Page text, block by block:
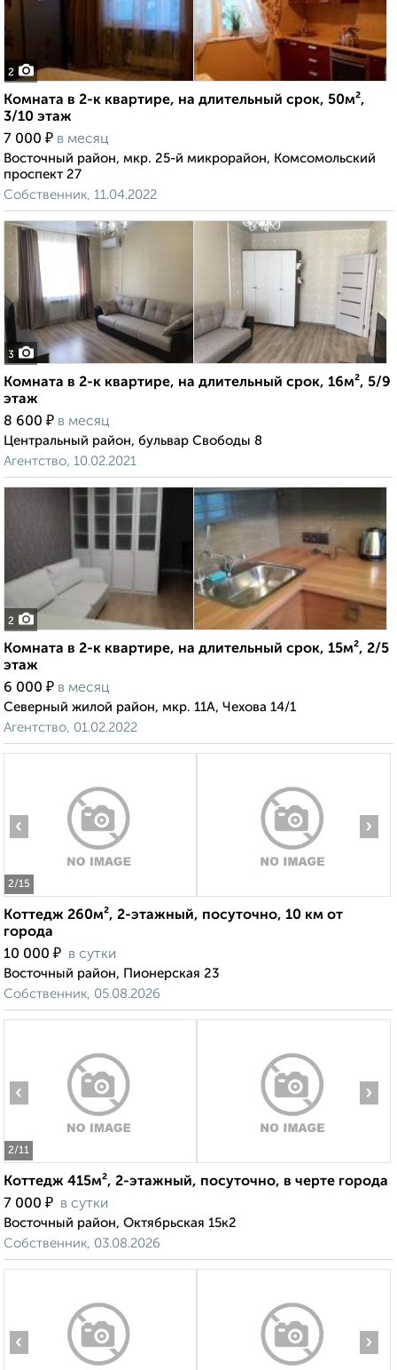
2
Комната в 2-к квартире, на длительный срок, 50м²,
3/10 этаж
7 000 ₽ в месяц
Восточный район, мкр. 25-й микрорайон, Комсомольский
проспект 27
Собственник, 11.04.2022
3
Комната в 2-к квартире, на длительный срок, 16м², 5/9
этаж
8 600 ₽ в месяц
Центральный район, бульвар Свободы 8
Агентство, 10.02.2021
2
Комната в 2-к квартире, на длительный срок, 15м², 2/5
этаж
6 000 ₽ в месяц
Северный жилой район, мкр. 11А, Чехова 14/1
Агентство, 01.02.2022
2/15
‹ ›
Коттедж 260м², 2-этажный, посуточно, 10 км от
города
10 000 ₽ в сутки
Восточный район, Пионерская 23
Собственник, 05.08.2026
2/11
‹ ›
Коттедж 415м², 2-этажный, посуточно, в черте города
7 000 ₽ в сутки
Восточный район, Октябрьская 15к2
Собственник, 03.08.2026
‹ ›